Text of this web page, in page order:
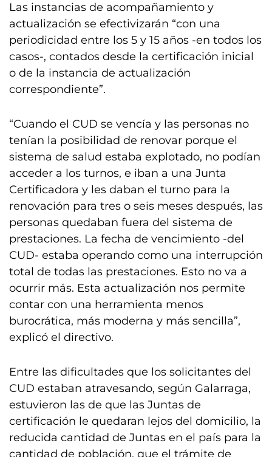
Las instancias de acompañamiento y
actualización se efectivizarán “con una
periodicidad entre los 5 y 15 años -en todos los
casos-, contados desde la certificación inicial
o de la instancia de actualización
correspondiente”.
“Cuando el CUD se vencía y las personas no
tenían la posibilidad de renovar porque el
sistema de salud estaba explotado, no podían
acceder a los turnos, e iban a una Junta
Certificadora y les daban el turno para la
renovación para tres o seis meses después, las
personas quedaban fuera del sistema de
prestaciones. La fecha de vencimiento -del
CUD- estaba operando como una interrupción
total de todas las prestaciones. Esto no va a
ocurrir más. Esta actualización nos permite
contar con una herramienta menos
burocrática, más moderna y más sencilla”,
explicó el directivo.
Entre las dificultades que los solicitantes del
CUD estaban atravesando, según Galarraga,
estuvieron las de que las Juntas de
certificación le quedaran lejos del domicilio, la
reducida cantidad de Juntas en el país para la
cantidad de población, que el trámite de